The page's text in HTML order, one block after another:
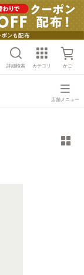
詳細検索 カテゴリ かご
店舗メニュー